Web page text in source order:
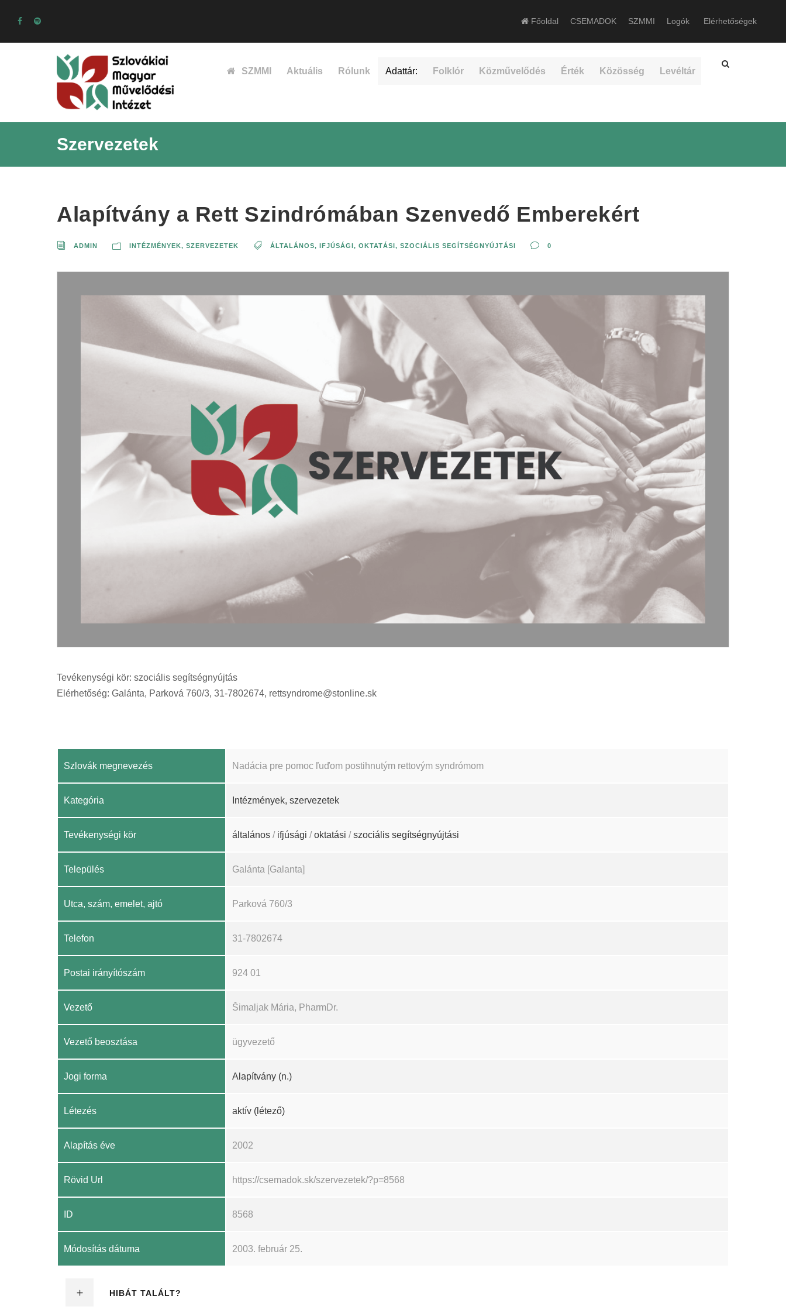
Főoldal CSEMADOK SZMMI Logók Elérhetőségek
SZMMI Aktuális Rólunk Adattár: Folklór Közművelődés Érték Közösség Levéltár
Szervezetek
Alapítvány a Rett Szindrómában Szenvedő Emberekért
ADMIN INTÉZMÉNYEK, SZERVEZETEK ÁLTALÁNOS, IFJÚSÁGI, OKTATÁSI, SZOCIÁLIS SEGÍTSÉGNYÚJTÁSI 0
Tevékenységi kör: szociális segítségnyújtás
Elérhetőség: Galánta, Parková 760/3, 31-7802674, rettsyndrome@stonline.sk
Szlovák megnevezés Nadácia pre pomoc ľuďom postihnutým rettovým syndrómom
Kategória Intézmények, szervezetek
Tevékenységi kör általános / ifjúsági /oktatási /szociális segítségnyújtási
Település Galánta [Galanta]
Utca, szám, emelet, ajtó Parková 760/3
Telefon 31-7802674
Postai irányítószám 924 01
Vezető Šimaljak Mária, PharmDr.
Vezető beosztása ügyvezető
Jogi forma Alapítvány (n.)
Létezés aktív (létező)
Alapítás éve 2002
Rövid Url https://csemadok.sk/szervezetek/?p=8568
ID 8568
Módosítás dátuma 2003. február 25.
HIBÁT TALÁLT?